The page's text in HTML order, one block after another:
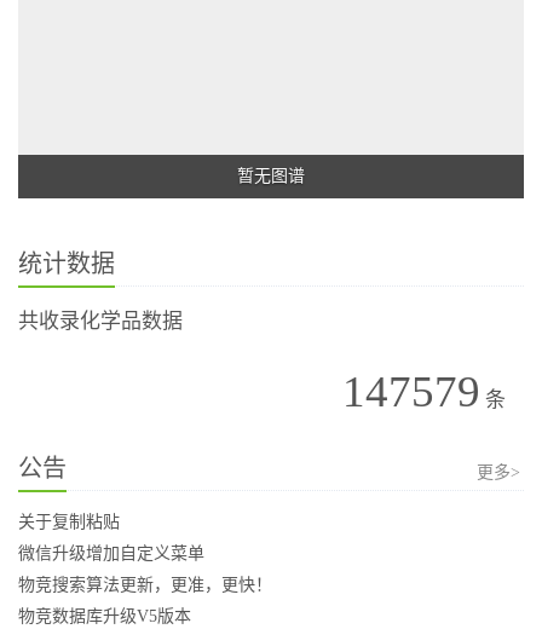
暂无图谱
统计数据
共收录化学品数据
147579 条
公告 更多>
关于复制粘贴
微信升级增加自定义菜单
物竞搜索算法更新，更准，更快！
物竞数据库升级V5版本